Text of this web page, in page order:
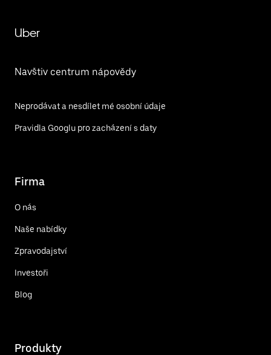
Uber
Navštiv centrum nápovědy
Neprodávat a nesdílet mé osobní údaje
Pravidla Googlu pro zacházení s daty
Firma
O nás
Naše nabídky
Zpravodajství
Investoři
Blog
Produkty